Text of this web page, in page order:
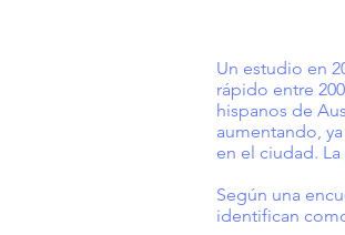
Un estudio en
rápido entre
hispanos de
aumentando,
en el ciudad.
Según una
identifican